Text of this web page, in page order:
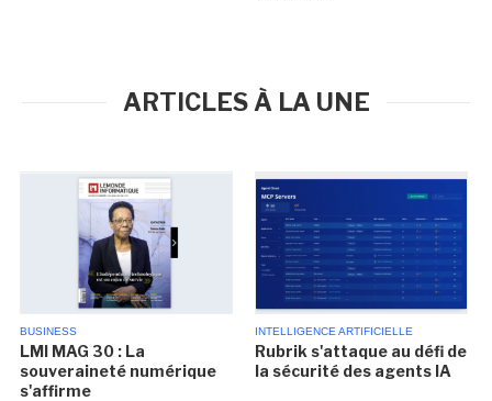
ARTICLES À LA UNE
BUSINESS
LMI MAG 30 : La
souveraineté numérique
s'affirme
INTELLIGENCE ARTIFICIELLE
Rubrik s'attaque au défi de
la sécurité des agents IA